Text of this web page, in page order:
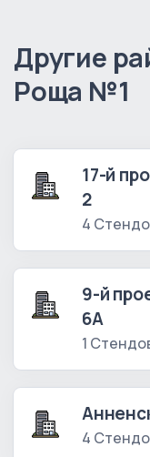
Другие
Роща №1
17-й
2
4
9-й
6А
1
4